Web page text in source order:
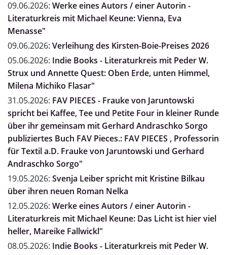
09.06.2026: Werke eines Autors / einer Autorin -
Literaturkreis mit Michael Keune: Vienna, Eva
Menasse"
09.06.2026: Verleihung des Kirsten-Boie-Preises 2026
05.06.2026: Indie Books - Literaturkreis mit Peder W.
Strux und Annette Quest: Oben Erde, unten Himmel,
Milena Michiko Flasar"
31.05.2026: FAV PIECES - Frauke von Jaruntowski
spricht bei Kaffee, Tee und Petite Four in kleiner Runde
über ihr gemeinsam mit Gerhard Andraschko Sorgo
publiziertes Buch FAV Pieces.: FAV PIECES , Professorin
für Textil a.D. Frauke von Jaruntowski und Gerhard
Andraschko Sorgo"
19.05.2026: Svenja Leiber spricht mit Kristine Bilkau
über ihren neuen Roman Nelka
12.05.2026: Werke eines Autors / einer Autorin -
Literaturkreis mit Michael Keune: Das Licht ist hier viel
heller, Mareike Fallwickl"
08.05.2026: Indie Books - Literaturkreis mit Peder W.